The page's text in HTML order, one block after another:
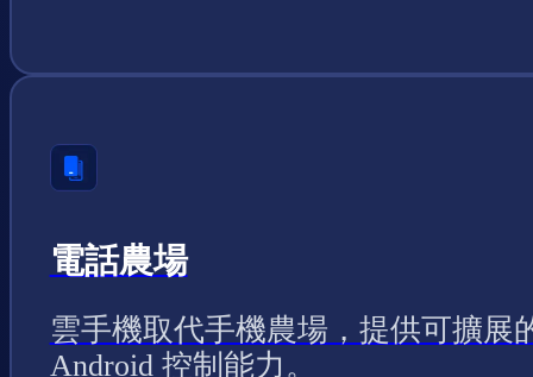
電話農場
雲手機取代手機農場，提供可擴展
Android 控制能力。